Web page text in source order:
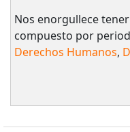
Nos enorgullece
compuesto por
Derechos Humanos,